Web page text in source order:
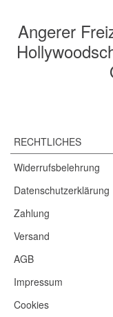
Angerer
RECHTLICHES
Widerrufsbelehrung
Datenschutzerklärung
Zahlung
Versand
AGB
Impressum
Cookies